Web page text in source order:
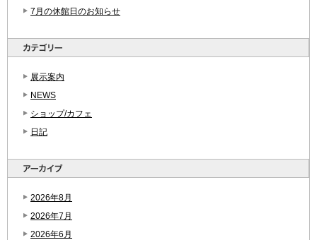
7月の休館日のお知らせ
展示案内
NEWS
ショップ/カフェ
日記
2026年8月
2026年7月
2026年6月